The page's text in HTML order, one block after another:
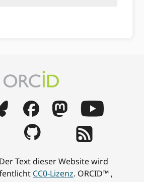
Der Text dieser Website wird
CC0-Lizenz. ORCID™ ,